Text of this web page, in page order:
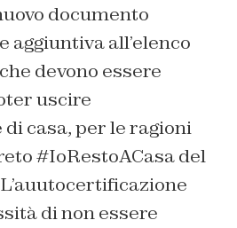
documento
aggiuntiva all’elenco
devono essere
uscire
casa, per le ragioni
#IoRestoACasa del
di non essere